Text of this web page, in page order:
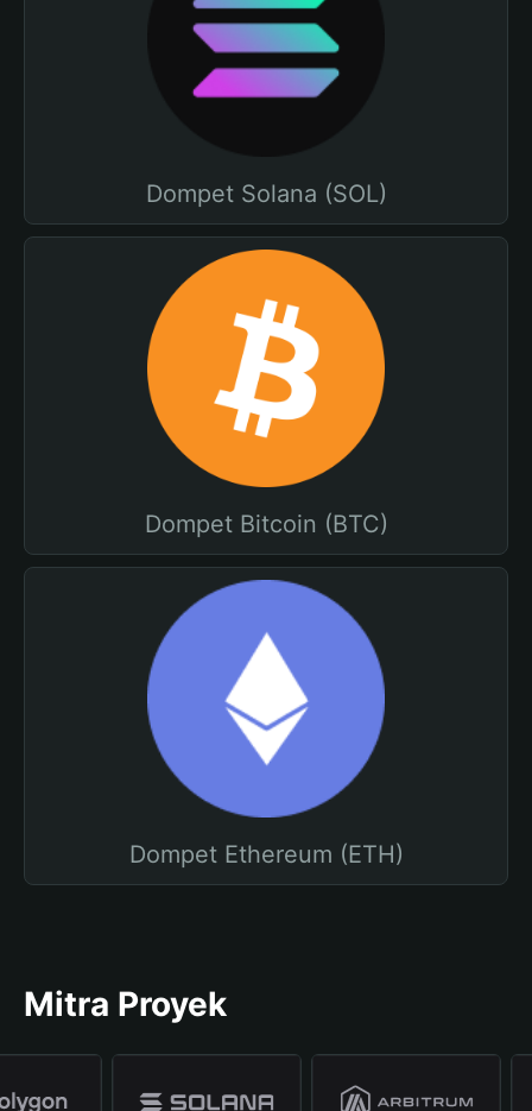
Dompet Solana (SOL)
Dompet Bitcoin (BTC)
Dompet Ethereum (ETH)
Mitra Proyek